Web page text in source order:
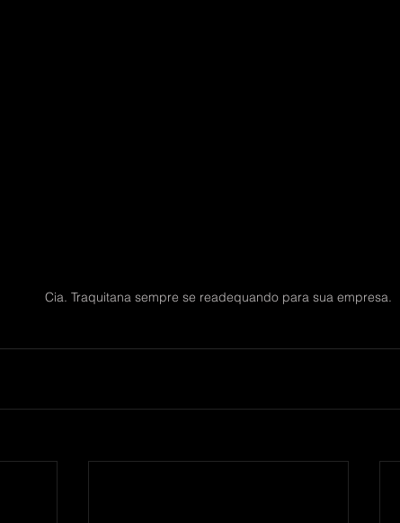
Cia. Traquitana sempre se readequando para sua empresa.